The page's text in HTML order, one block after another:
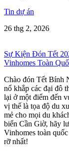
Tin dự án
26 thg 2, 2026
Sự Kiện Đón Tết
Vinhomes Toàn
Chào đón Tết Bính
nổ khắp các đại đô
lại ở một điểm đến
vị thế là tọa độ du
mẻ cho mọi du
biển Cần Giờ, hãy
Vinhomes toàn
rỡ nhất!